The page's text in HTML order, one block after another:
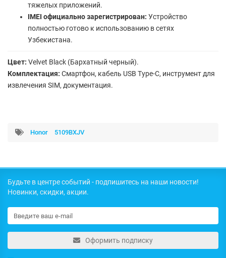
тяжелых приложений.
IMEI официально зарегистрирован: Устройство
полностью готово к использованию в сетях
Узбекистана.
Цвет: Velvet Black (Бархатный черный).
Комплектация: Смартфон, кабель USB Type-C, инструмент для
извлечения SIM, документация.
Honor 5109BXJV
Будьте в центре событий - подпишитесь на наши новости!
Новинки, скидки, акции.
Оформить подписку